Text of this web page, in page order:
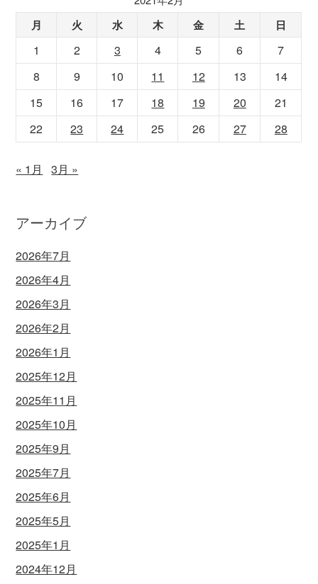
月 火 水 木 金 土 日
1 2 3 4 5 6
7
8
9 10 11 12 13
14
15
16 17 18 19 20
21
22
23 24 25 26 27 28
« 1月 3月 »
アーカイブ
2026年7月
2026年4月
2026年3月
2026年2月
2026年1月
2025年12月
2025年11月
2025年10月
2025年9月
2025年7月
2025年6月
2025年5月
2025年1月
2024年12月